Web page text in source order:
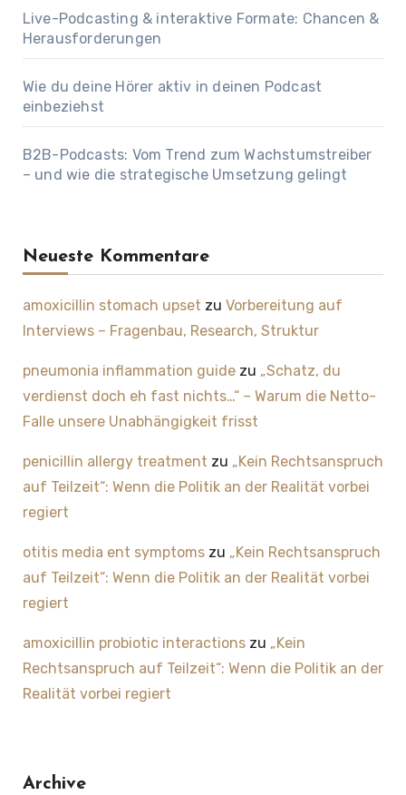
Live-Podcasting & interaktive Formate: Chancen &
Herausforderungen
Wie du deine Hörer aktiv in deinen Podcast
einbeziehst
B2B-Podcasts: Vom Trend zum Wachstumstreiber
– und wie die strategische Umsetzung gelingt
Neueste Kommentare
amoxicillin stomach upset zu Vorbereitung auf
Interviews – Fragenbau, Research, Struktur
pneumonia inflammation guidezu „Schatz, du
verdienst doch eh fast nichts…“ – Warum die Netto-
Falle unsere Unabhängigkeit frisst
penicillin allergy treatment zu „Kein Rechtsanspruch
auf Teilzeit“: Wenn die Politik an der Realität vorbei
regiert
otitis media ent symptomszu „Kein Rechtsanspruch
auf Teilzeit“: Wenn die Politik an der Realität vorbei
regiert
amoxicillin probiotic interactionszu „Kein
Rechtsanspruch auf Teilzeit“: Wenn die Politik an der
Realität vorbei regiert
Archive